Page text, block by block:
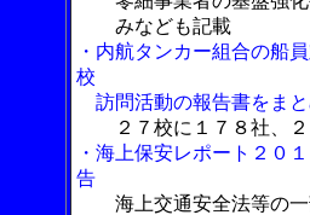
みなども記載
・内航タンカー組合の船
校
訪問活動の報告書をまと
２７校に１７８社、
・海上保安レポート２０
告
海上交通安全法等の